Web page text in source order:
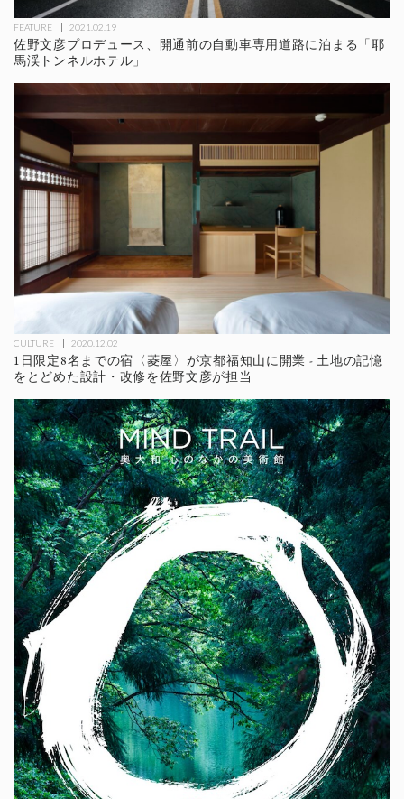
FEATURE 2021.02.19
佐野文彦プロデュース、開通前の自動車専用道路に泊まる「耶
馬渓トンネルホテル」
CULTURE 2020.12.02
1日限定8名までの宿〈菱屋〉が京都福知山に開業 - 土地の記憶
をとどめた設計・改修を佐野文彦が担当